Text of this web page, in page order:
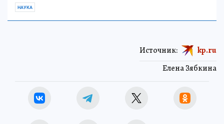
НАУКА
Елена Зябкина
Источник: kp.ru